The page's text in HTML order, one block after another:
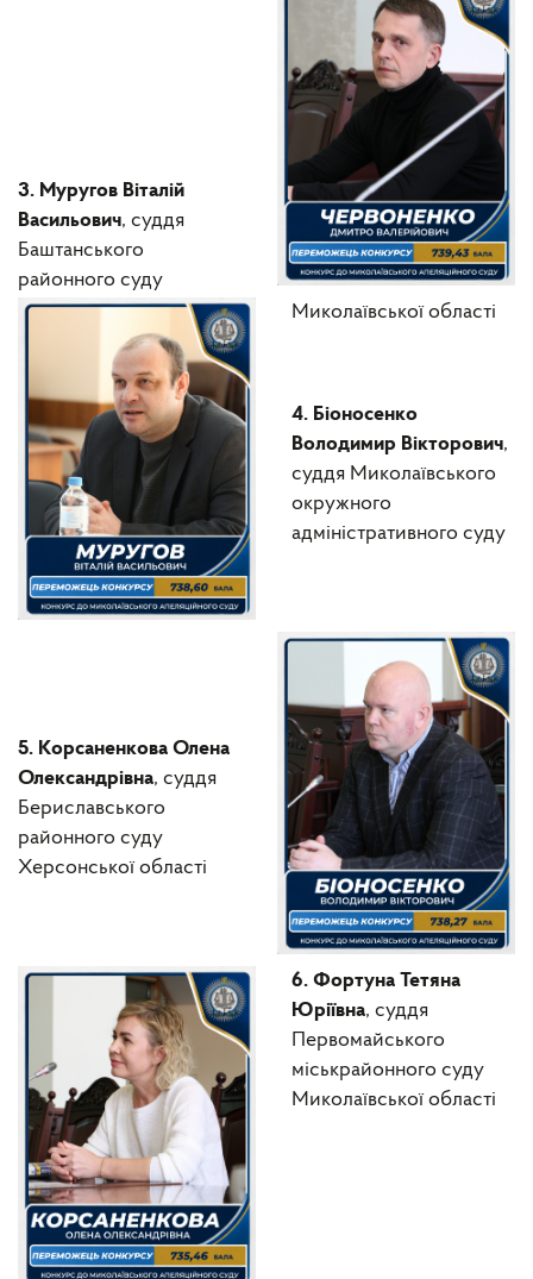
3. Муругов Віталій
Васильович, суддя
Баштанського
районного суду
Миколаївської області
4. Біоносенко
Володимир Вікторович,
суддя Миколаївського
окружного
адміністративного суду
5. Корсаненкова Олена
Олександрівна, суддя
Бериславського
районного суду
Херсонської області
6. Фортуна Тетяна
Юріївна, суддя
Первомайського
міськрайонного суду
Миколаївської області